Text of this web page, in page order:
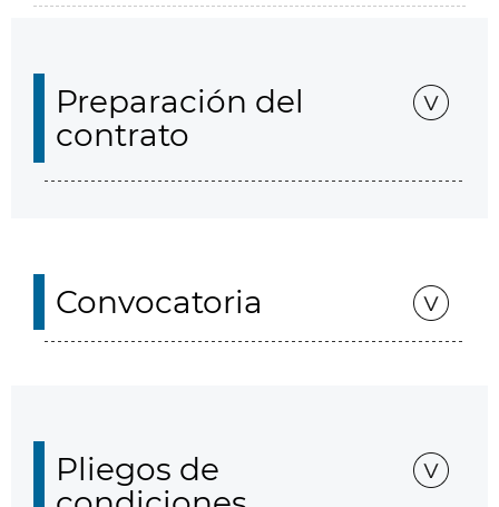
Preparación del
contrato
Convocatoria
Pliegos de